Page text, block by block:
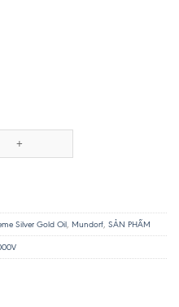
số lượng
Silver Gold Oil, Mundorf, SẢN PHẨM